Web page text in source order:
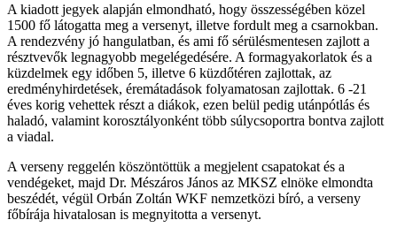
A kiadott jegyek alapján elmondható, hogy összességében közel
1500 fő látogatta meg a versenyt, illetve fordult meg a csarnokban.
A rendezvény jó hangulatban, és ami fő sérülésmentesen zajlott a
résztvevők legnagyobb megelégedésére. A formagyakorlatok és a
küzdelmek egy időben 5, illetve 6 küzdőtéren zajlottak, az
eredményhirdetések, éremátadások folyamatosan zajlottak. 6 -21
éves korig vehettek részt a diákok, ezen belül pedig utánpótlás és
haladó, valamint korosztályonként több súlycsoportra bontva zajlott
a viadal.
A verseny reggelén köszöntöttük a megjelent csapatokat és a
vendégeket, majd Dr. Mészáros János az MKSZ elnöke elmondta
beszédét, végül Orbán Zoltán WKF nemzetközi bíró, a verseny
főbírája hivatalosan is megnyitotta a versenyt.